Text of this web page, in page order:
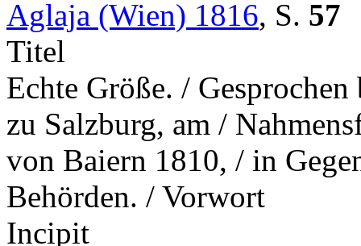
Aglaja (Wien) 1816, S. 57
Titel
Echte Größe. /
zu Salzburg, am /
von Baiern 1810, / in
Behörden. / Vorwort
Incipit